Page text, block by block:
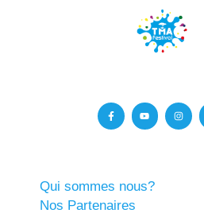
Qui sommes nous?
Nos Partenaires